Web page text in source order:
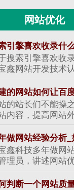
网站优化
引擎喜欢收录什
搜索引擎喜欢收
鑫网站开发技术
的网站如何让百
的站长们不能操
内容，提高网站
做网站经验分析_
鑫科技多年做网
理员，讲述网站
判断一个网站质